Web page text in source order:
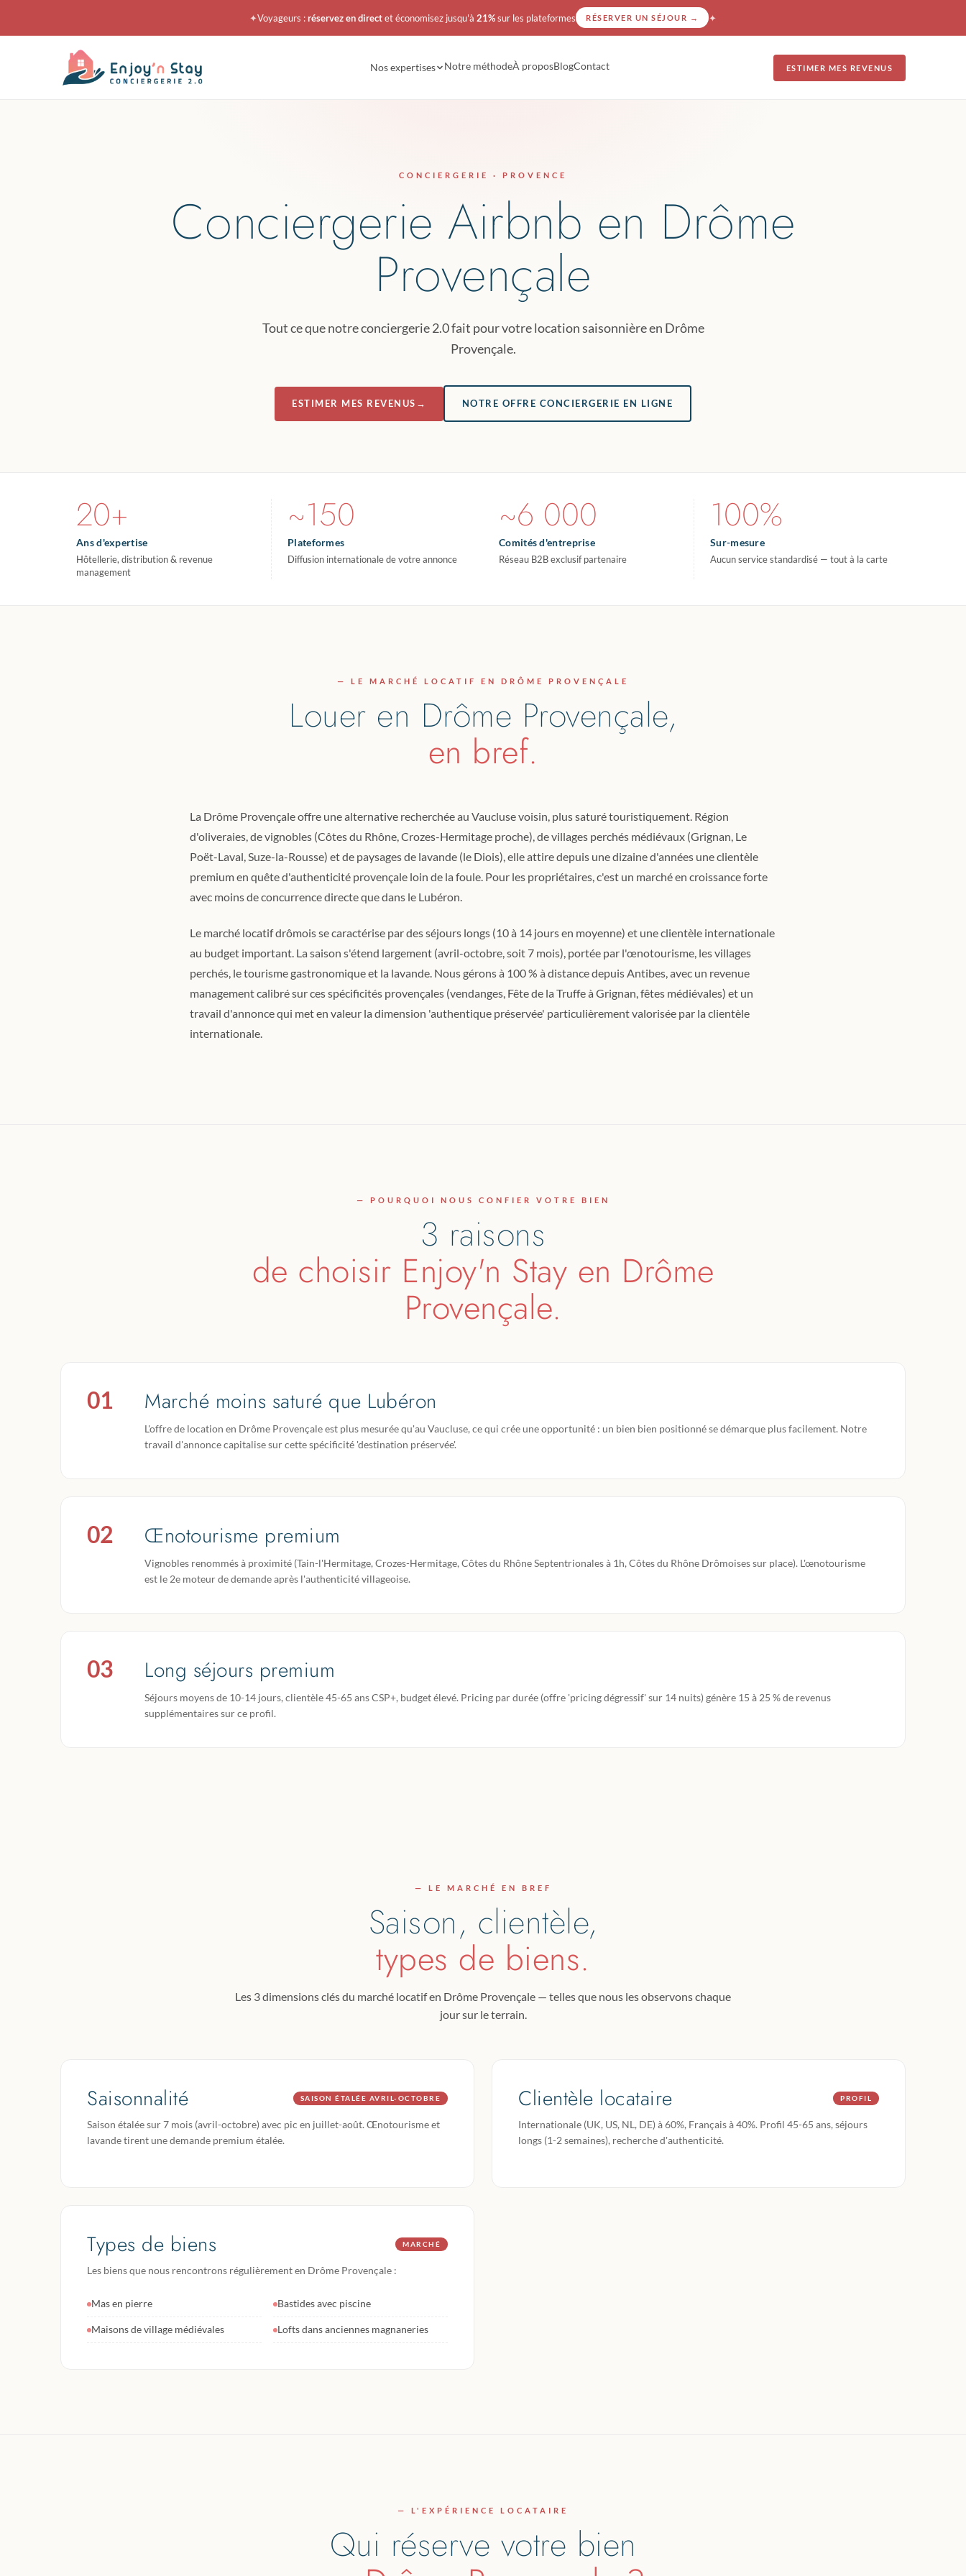
✦Voyageurs :réservez en directet économisez jusqu'à 21%sur les plateformes RÉSERVER UN SÉJOUR → ✦
Nos expertises Notre méthodeÀ proposBlogContact ESTIMER MES REVENUS
CONCIERGERIE · PROVENCE
Conciergerie Airbnb en Drôme
Provençale
Tout ce que notre conciergerie 2.0 fait pour votre location saisonnière en Drôme
Provençale.
ESTIMER MES REVENUS → NOTRE OFFRE CONCIERGERIE EN LIGNE
20+
Ans d'expertise
Hôtellerie, distribution & revenue
management
~150
Plateformes
Diffusion internationale de votre annonce
~6 000
Comités d'entreprise
Réseau B2B exclusif partenaire
100%
Sur-mesure
Aucun service standardisé — tout à la carte
— LE MARCHÉ LOCATIF EN DRÔME PROVENÇALE
Louer en Drôme Provençale,
en bref.
La Drôme Provençale offre une alternative recherchée au Vaucluse voisin, plus saturé touristiquement. Région
d'oliveraies, de vignobles (Côtes du Rhône, Crozes-Hermitage proche), de villages perchés médiévaux (Grignan, Le
Poët-Laval, Suze-la-Rousse) et de paysages de lavande (le Diois), elle attire depuis une dizaine d'années une clientèle
premium en quête d'authenticité provençale loin de la foule. Pour les propriétaires, c'est un marché en croissance forte
avec moins de concurrence directe que dans le Lubéron.
Le marché locatif drômois se caractérise par des séjours longs (10 à 14 jours en moyenne) et une clientèle internationale
au budget important. La saison s'étend largement (avril-octobre, soit 7 mois), portée par l'œnotourisme, les villages
perchés, le tourisme gastronomique et la lavande. Nous gérons à 100 % à distance depuis Antibes, avec un revenue
management calibré sur ces spécificités provençales (vendanges, Fête de la Truffe à Grignan, fêtes médiévales) et un
travail d'annonce qui met en valeur la dimension 'authentique préservée' particulièrement valorisée par la clientèle
internationale.
— POURQUOI NOUS CONFIER VOTRE BIEN
3 raisons
de choisir Enjoy'n Stay en Drôme
Provençale.
01 Marché moins saturé que Lubéron
L'offre de location en Drôme Provençale est plus mesurée qu'au Vaucluse, ce qui crée une opportunité : un bien bien positionné se démarque plus facilement. Notre
travail d'annonce capitalise sur cette spécificité 'destination préservée'.
02 Œnotourisme premium
Vignobles renommés à proximité (Tain-l'Hermitage, Crozes-Hermitage, Côtes du Rhône Septentrionales à 1h, Côtes du Rhône Drômoises sur place). L'œnotourisme
est le 2e moteur de demande après l'authenticité villageoise.
03 Long séjours premium
Séjours moyens de 10-14 jours, clientèle 45-65 ans CSP+, budget élevé. Pricing par durée (offre 'pricing dégressif' sur 14 nuits) génère 15 à 25 % de revenus
supplémentaires sur ce profil.
— LE MARCHÉ EN BREF
Saison, clientèle,
types de biens.
Les 3 dimensions clés du marché locatif en Drôme Provençale — telles que nous les observons chaque
jour sur le terrain.
Saisonnalité SAISON ÉTALÉE AVRIL-OCTOBRE
Saison étalée sur 7 mois (avril-octobre) avec pic en juillet-août. Œnotourisme et
lavande tirent une demande premium étalée.
Clientèle locataire PROFIL
Internationale (UK, US, NL, DE) à 60%, Français à 40%. Profil 45-65 ans, séjours
longs (1-2 semaines), recherche d'authenticité.
Types de biens MARCHÉ
Les biens que nous rencontrons régulièrement en Drôme Provençale :
Mas en pierre Bastides avec piscine
Maisons de village médiévales Lofts dans anciennes magnaneries
— L'EXPÉRIENCE LOCATAIRE
Qui réserve votre bien